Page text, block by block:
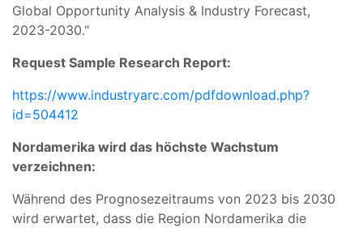
Global Opportunity Analysis & Industry Forecast,
2023-2030."
Request Sample Research Report:
https://www.industryarc.com/pdfdownload.php?
id=504412
Nordamerika wird das höchste Wachstum
verzeichnen:
Während des Prognosezeitraums von 2023 bis 2030
wird erwartet, dass die Region Nordamerika die